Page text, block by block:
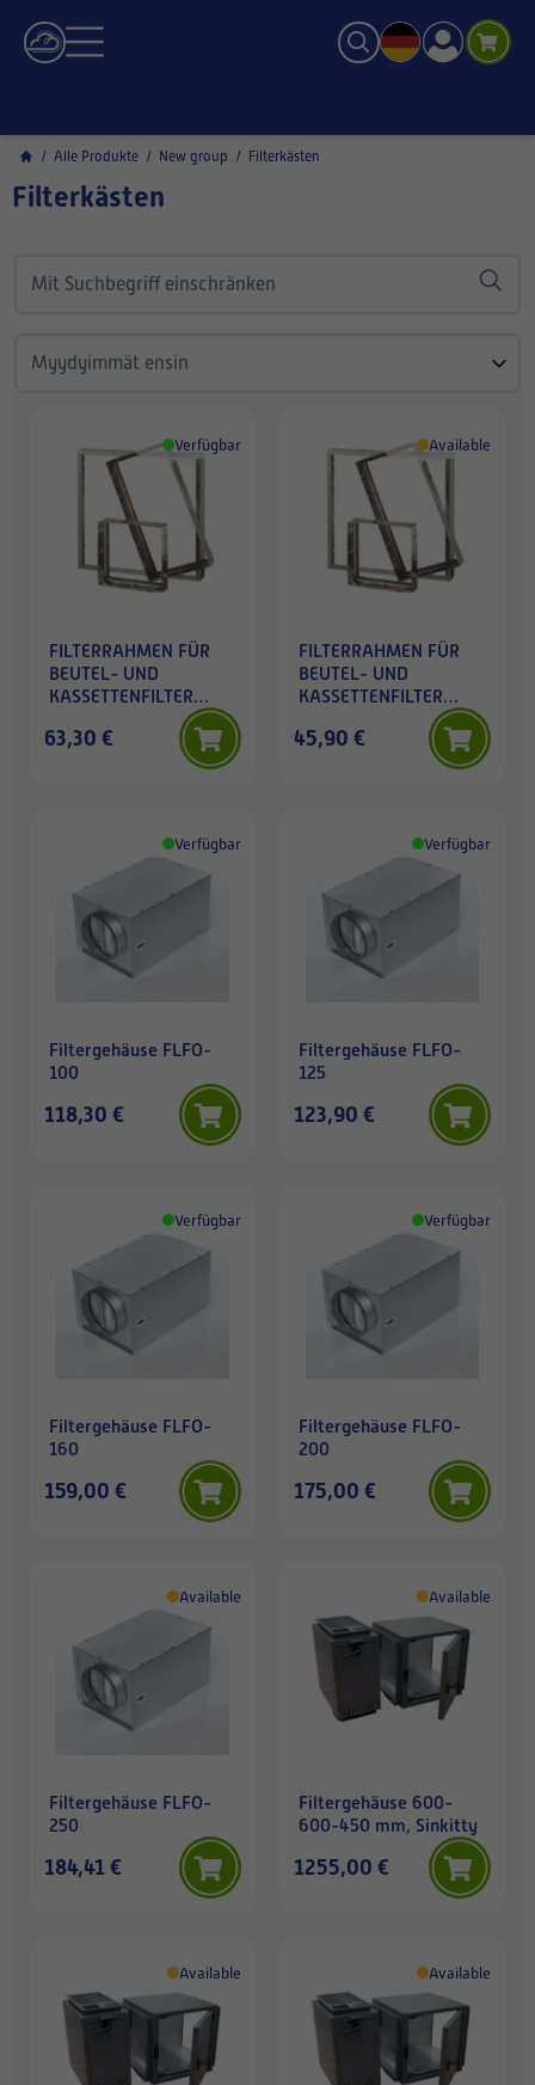
/ Alle Produkte / New group / Filterkästen
Filterkästen
Verfügbar
FILTERRAHMEN FÜR
BEUTEL- UND
KASSETTENFILTER
63,30 €
Available
FILTERRAHMEN FÜR
BEUTEL- UND
KASSETTENFILTER
45,90 €
Verfügbar
Filtergehäuse FLFO-
100
118,30 €
Verfügbar
Filtergehäuse FLFO-
125
123,90 €
Verfügbar
Filtergehäuse FLFO-
160
159,00 €
Verfügbar
Filtergehäuse FLFO-
200
175,00 €
Available
Filtergehäuse FLFO-
250
184,41 €
Available
Filtergehäuse 600-
600-450 mm, Sinkitty
1255,00 €
Available Available